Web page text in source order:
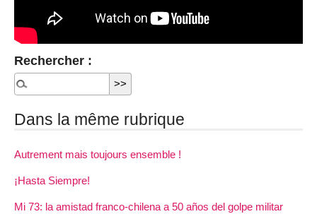
Rechercher :
Dans la même rubrique
Autrement mais toujours ensemble !
¡Hasta Siempre!
Mi 73: la amistad franco-chilena a 50 años del golpe militar